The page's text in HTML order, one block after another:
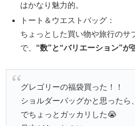
はかなり魅力的。
トート＆ウエストバッグ：
ちょっとした買い物や旅行のサ
で、 “数”と“バリエーション”が
グレゴリーの福袋買った！！
ショルダーバッグかと思ったら
でちょっとガッカリした😭